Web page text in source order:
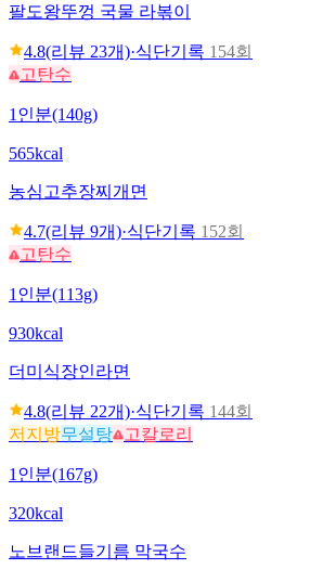
팔도왕뚜껑 국물 라볶이
4.8(리뷰 23개)·식단기록 154회
고탄수
1인분(140g)
565kcal
농심 고추장찌개면
4.7(리뷰 9개)·식단기록 152회
고탄수
1인분(113g)
930kcal
더미식장인라면
4.8(리뷰 22개)·식단기록 144회
저지방무설탕 고칼로리
1인분(167g)
320kcal
노브랜드들기름 막국수